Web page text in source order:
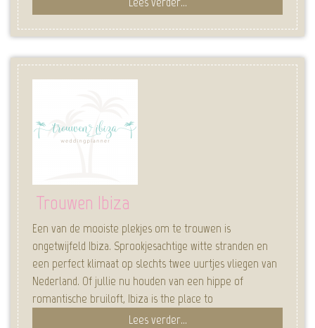
Trouwen Ibiza
Een van de mooiste plekjes om te trouwen is
ongetwijfeld Ibiza. Sprookjesachtige witte stranden en
een perfect klimaat op slechts twee uurtjes vliegen van
Nederland. Of jullie nu houden van een hippe of
romantische bruiloft, Ibiza is the place to
Lees verder...